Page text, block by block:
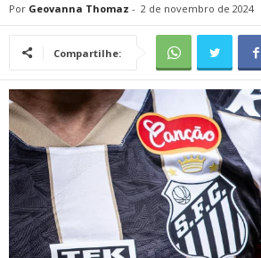
Por Geovanna Thomaz - 2 de novembro de 2024
Compartilhe: